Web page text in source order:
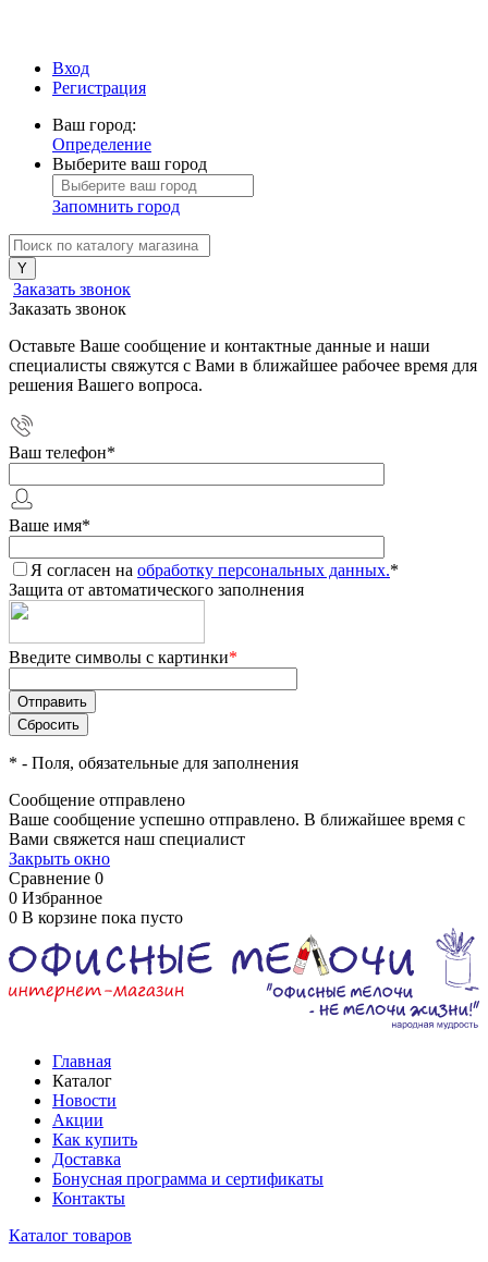
Вход
Регистрация
Ваш город:
Определение
Выберите ваш город
Запомнить город
Заказать звонок
Заказать звонок
Оставьте Ваше сообщение и контактные данные и наши
специалисты свяжутся с Вами в ближайшее рабочее время для
решения Вашего вопроса.
Ваш телефон*
Ваше имя*
Я согласен на обработку персональных данных.*
Защита от автоматического заполнения
Введите символы с картинки*
* - Поля, обязательные для заполнения
Сообщение отправлено
Ваше сообщение успешно отправлено. В ближайшее время с
Вами свяжется наш специалист
Закрыть окно
Сравнение 0
0 Избранное
0 В корзине пока пусто
Главная
Каталог
Новости
Акции
Как купить
Доставка
Бонусная программа и сертификаты
Контакты
Каталог товаров